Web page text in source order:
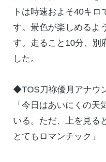
トは時速およそ40キロ
す。景色が楽しめるよ
す。走ること10分、別
した。
◆TOS刀祢優月アナウ
「今日はあいにくの天
いる。ただ、上を見る
とてもロマンチック」